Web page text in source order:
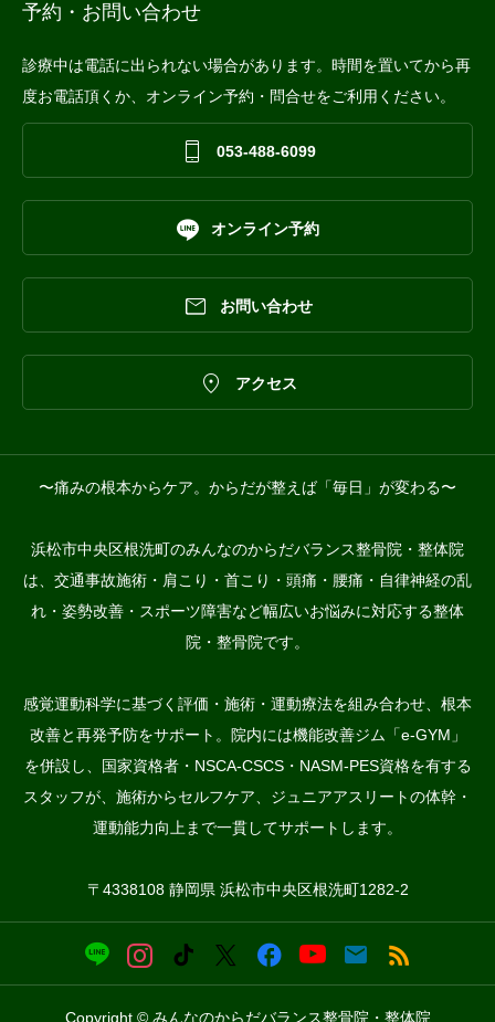
予約・お問い合わせ
診療中は電話に出られない場合があります。時間を置いてから再
度お電話頂くか、オンライン予約・問合せをご利用ください。
 053-488-6099
 オンライン予約
 お問い合わせ
 アクセス
〜痛みの根本からケア。からだが整えば「毎日」が変わる〜
浜松市中央区根洗町のみんなのからだバランス整骨院・整体院
は、交通事故施術・肩こり・首こり・頭痛・腰痛・自律神経の乱
れ・姿勢改善・スポーツ障害など幅広いお悩みに対応する整体
院・整骨院です。
感覚運動科学に基づく評価・施術・運動療法を組み合わせ、根本
改善と再発予防をサポート。院内には機能改善ジム「e-GYM」
を併設し、国家資格者・NSCA-CSCS・NASM-PES資格を有する
スタッフが、施術からセルフケア、ジュニアアスリートの体幹・
運動能力向上まで一貫してサポートします。
〒4338108 静岡県 浜松市中央区根洗町1282-2
Copyright © みんなのからだバランス整骨院・整体院